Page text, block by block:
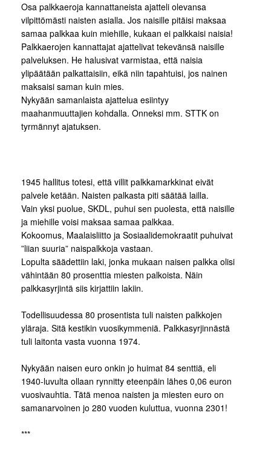
Osa palkkaeroja kannattaneista ajatteli olevansa
vilpittömästi naisten asialla. Jos naisille pitäisi maksaa
samaa palkkaa kuin miehille, kukaan ei palkkaisi naisia!
Palkkaerojen kannattajat ajattelivat tekevänsä naisille
palveluksen. He halusivat varmistaa, että naisia
ylipäätään palkattaisiin, eikä niin tapahtuisi, jos nainen
maksaisi saman kuin mies.
Nykyään samanlaista ajattelua esiintyy
maahanmuuttajien kohdalla. Onneksi mm. STTK on
tyrmännyt ajatuksen.
1945 hallitus totesi, että villit palkkamarkkinat eivät
palvele ketään. Naisten palkasta piti säätää lailla.
Vain yksi puolue, SKDL, puhui sen puolesta, että naisille
ja miehille voisi maksaa samaa palkkaa.
Kokoomus, Maalaisliitto ja Sosiaalidemokraatit puhuivat
”liian suuria” naispalkkoja vastaan.
Lopulta säädettiin laki, jonka mukaan naisen palkka olisi
vähintään 80 prosenttia miesten palkoista. Näin
palkkasyrjintä siis kirjattiin lakiin.
Todellisuudessa 80 prosentista tuli naisten palkkojen
yläraja. Sitä kestikin vuosikymmeniä. Palkkasyrjinnästä
tuli laitonta vasta vuonna 1974.
Nykyään naisen euro onkin jo huimat 84 senttiä, eli
1940-luvulta ollaan rynnitty eteenpäin lähes 0,06 euron
vuosivauhtia. Tätä menoa naisten ja miesten euro on
samanarvoinen jo 280 vuoden kuluttua, vuonna 2301!
***